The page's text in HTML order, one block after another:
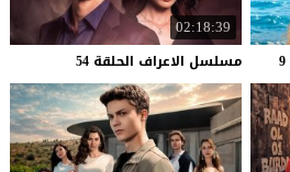
9
02:18:39
مسلسل الاعراف الحلقة 54